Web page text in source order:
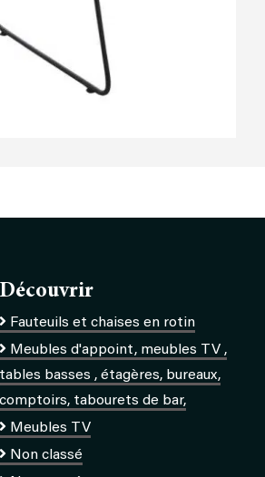
Découvrir
Fauteuils et chaises en rotin
Meubles d'appoint, meubles TV ,
tables basses , étagères, bureaux,
comptoirs, tabourets de bar,
Meubles TV
Non classé